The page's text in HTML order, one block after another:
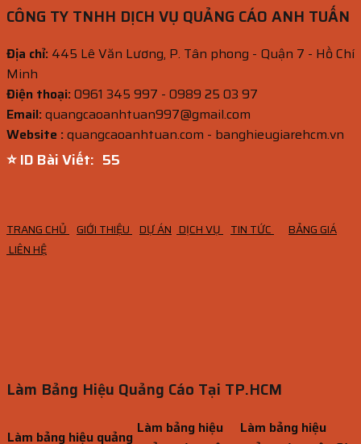
CÔNG TY TNHH DỊCH VỤ QUẢNG CÁO ANH TUẤN
Địa chỉ: 445 Lê Văn Lương, P. Tân phong - Quận 7 - Hồ Chí
Minh
Điện thoại:0961 345 997 - 0989 25 03 97
Email:quangcaoanhtuan997@gmail.com
Website :quangcaoanhtuan.com - banghieugiarehcm.vn
⭐ ID Bài Viết: 54
TRANG CHỦ GIỚI THIỆU DỰ ÁN DỊCH VỤ TIN TỨC
BẢNG GIÁ
LIÊN HỆ
Làm Bảng Hiệu Quảng Cáo Tại TP.HCM
Làm bảng hiệu quảng Làm bảng hiệu
Làm bảng hiệu